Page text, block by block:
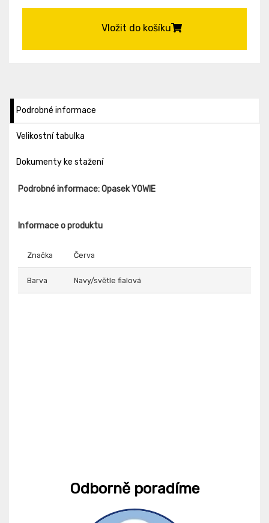
Vložit do košíku
Podrobné informace
Velikostní tabulka
Dokumenty ke stažení
Podrobné informace: Opasek YOWIE
Informace o produktu
Značka Červa
Barva Navy/světle fialová
Odborně poradíme